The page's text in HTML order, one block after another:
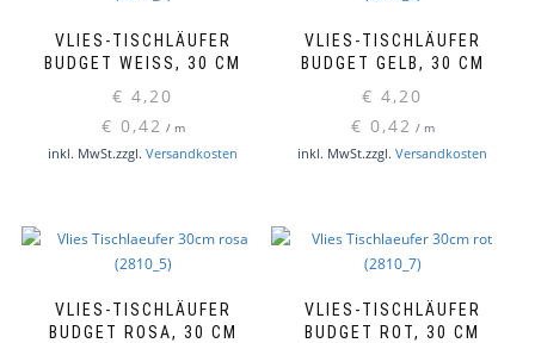
VLIES-TISCHLÄUFER
BUDGET WEISS, 30 CM
€ 4,20
€ 0,42 / m
inkl. MwSt.zzgl. Versandkosten
VLIES-TISCHLÄUFER
BUDGET GELB, 30 CM
€ 4,20
€ 0,42 / m
inkl. MwSt.zzgl. Versandkosten
VLIES-TISCHLÄUFER
BUDGET ROSA, 30 CM
VLIES-TISCHLÄUFER
BUDGET ROT, 30 CM